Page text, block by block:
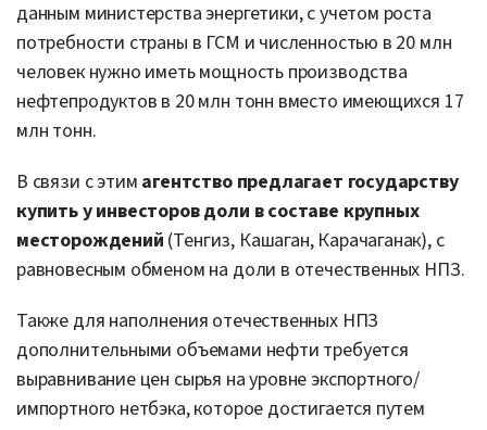
данным министерства энергетики, с учетом роста
потребности страны в ГСМ и численностью в 20 млн
человек нужно иметь мощность производства
нефтепродуктов в 20 млн тонн вместо имеющихся 17
млн тонн.
В связи с этим агентство предлагает государству
купить у инвесторов доли в составе крупных
месторождений (Тенгиз, Кашаган, Карачаганак), с
равновесным обменом на доли в отечественных НПЗ.
Также для наполнения отечественных НПЗ
дополнительными объемами нефти требуется
выравнивание цен сырья на уровне экспортного/
импортного нетбэка, которое достигается путем